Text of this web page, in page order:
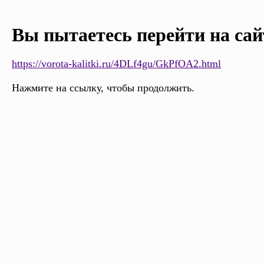
Вы пытаетесь перейти на
https://vorota-kalitki.ru/4DLf4gu/GkPfOA2.html
Нажмите на ссылку, чтобы продолжить.